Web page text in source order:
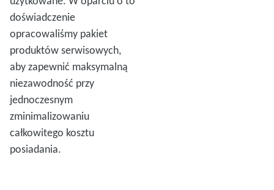
doświadczenie
opracowaliśmy pakiet
produktów serwisowych,
aby zapewnić maksymalną
niezawodność przy
jednoczesnym
zminimalizowaniu
całkowitego kosztu
posiadania.